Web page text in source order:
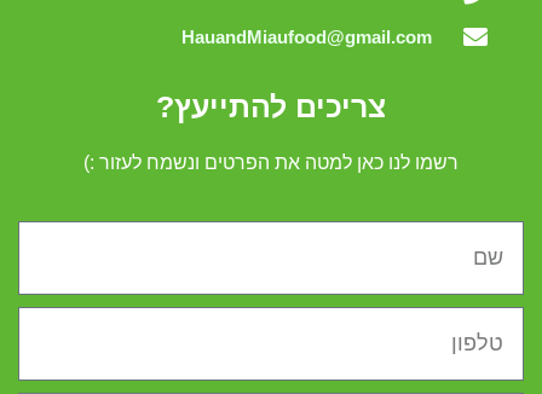
צריכים להתייעץ?
רשמו לנו כאן למטה את הפרטים ונשמח לעזור :)
HauandMiaufood@gmail.com